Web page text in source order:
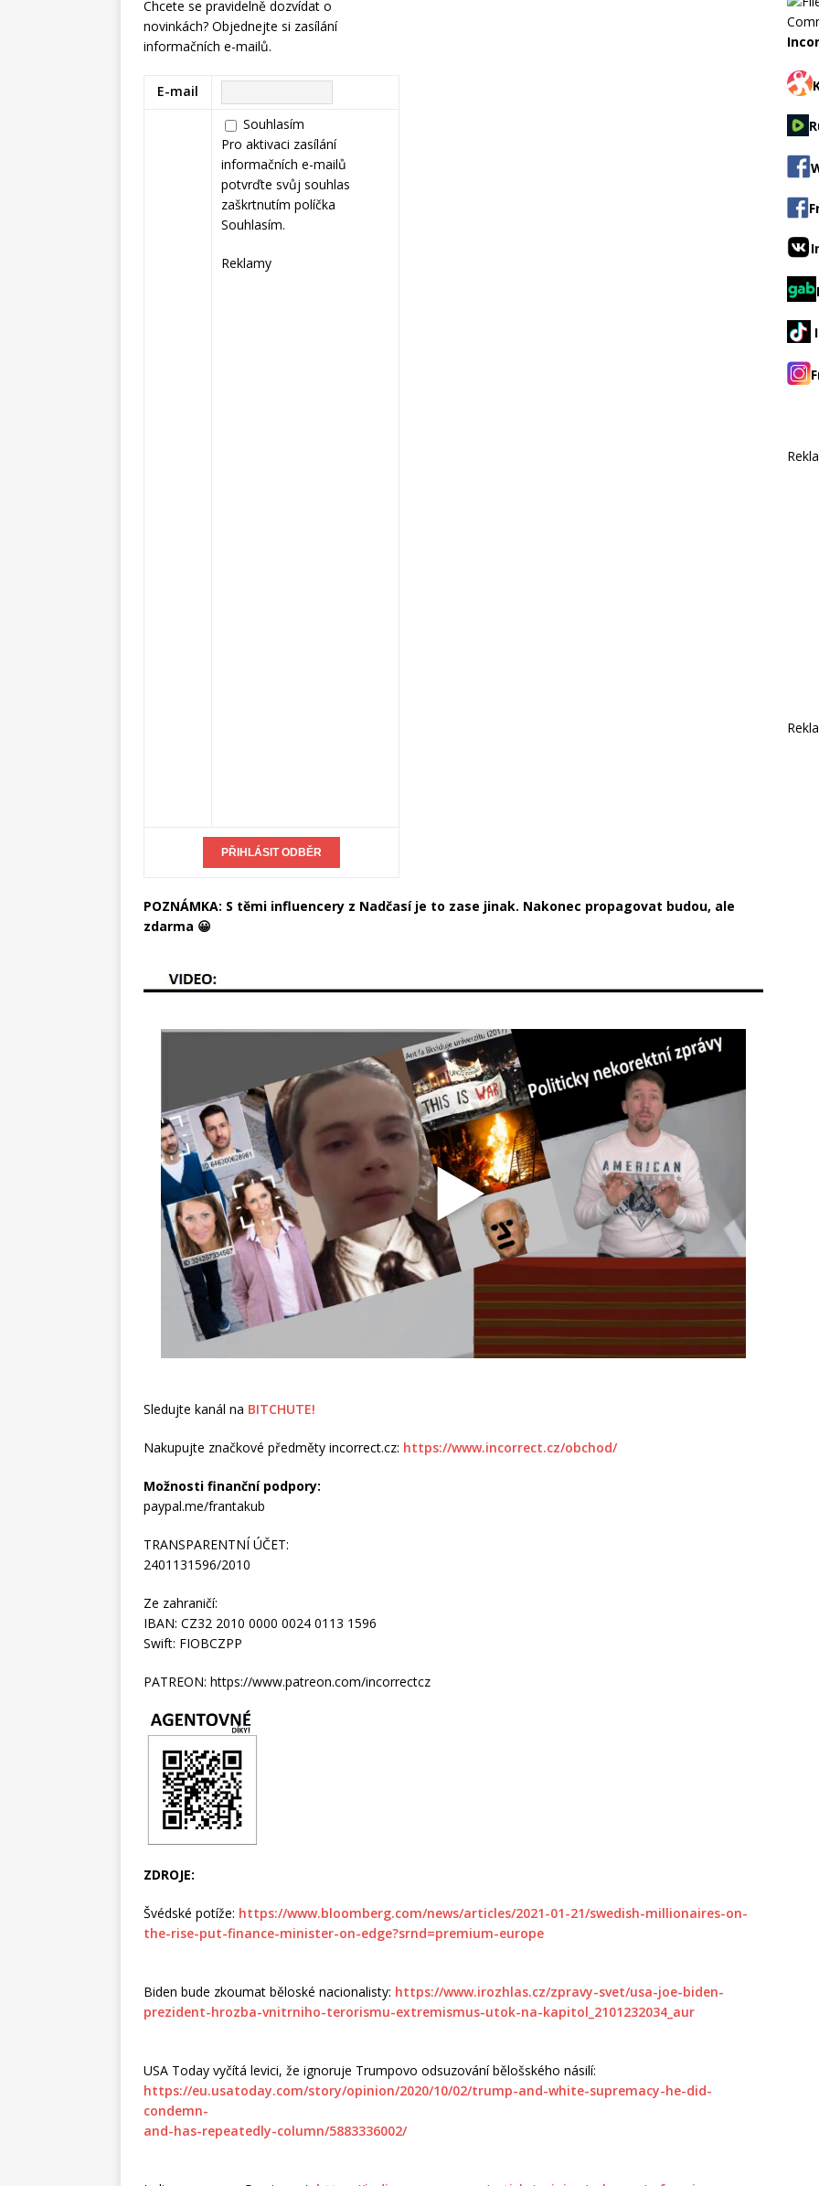
Chcete se pravidelně dozvídat o
novinkách? Objednejte si zasílání
informačních e-mailů.
E-mail
Souhlasím
Pro aktivaci zasílání
informačních e-mailů
potvrďte svůj souhlas
zaškrtnutím políčka
Souhlasím.
Reklamy
POZNÁMKA: S těmi influencery z Nadčasí je to zase jinak. Nakonec propagovat budou, ale
zdarma 😀
Sledujte kanál na BITCHUTE!
Nakupujte značkové předměty incorrect.cz: https://www.incorrect.cz/obchod/
Možnosti finanční podpory:
paypal.me/frantakub
TRANSPARENTNÍ ÚČET:
2401131596/2010
Ze zahraničí:
IBAN: CZ32 2010 0000 0024 0113 1596
Swift: FIOBCZPP
PATREON: https://www.patreon.com/incorrectcz
ZDROJE:
Švédské potíže: https://www.bloomberg.com/news/articles/2021-01-21/swedish-millionaires-on-
the-rise-put-finance-minister-on-edge?srnd=premium-europe
Biden bude zkoumat běloské nacionalisty: https://www.irozhlas.cz/zpravy-svet/usa-joe-biden-
prezident-hrozba-vnitrniho-terorismu-extremismus-utok-na-kapitol_2101232034_aur
USA Today vyčítá levici, že ignoruje Trumpovo odsuzování bělošského násilí:
https://eu.usatoday.com/story/opinion/2020/10/02/trump-and-white-supremacy-he-did-
condemn-
and-has-repeatedly-column/5883336002/